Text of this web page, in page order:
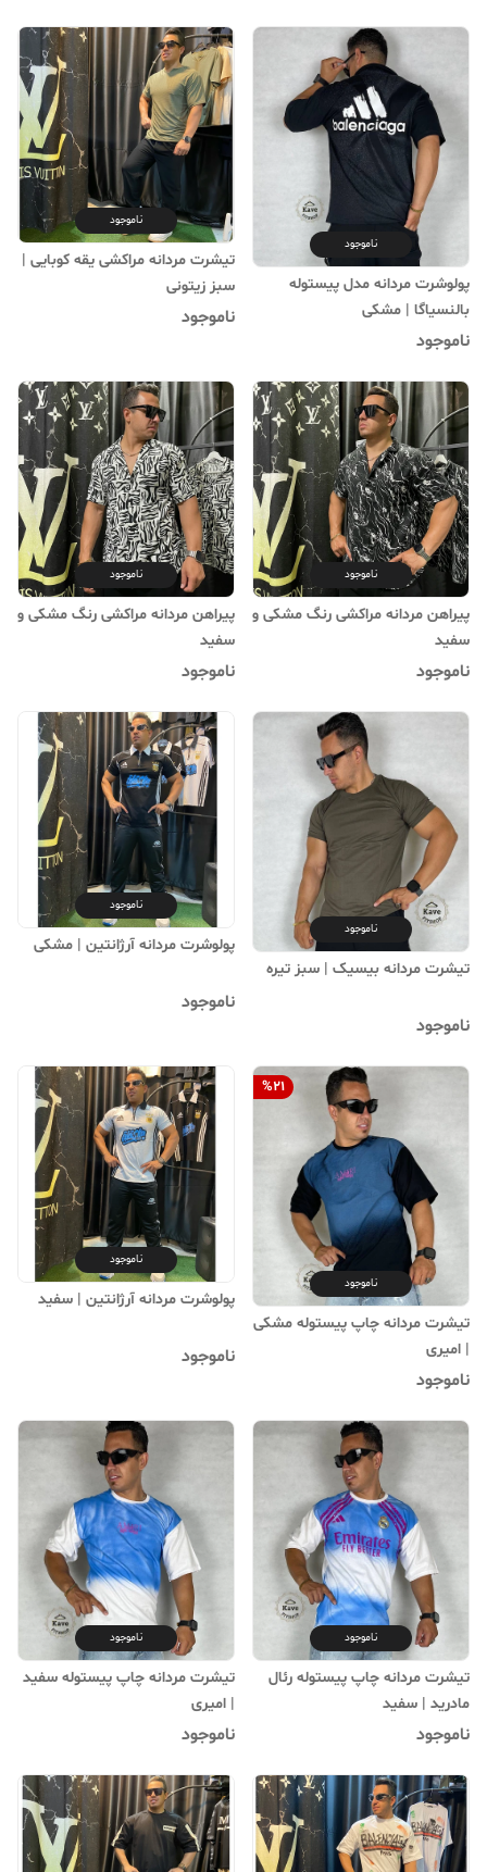
ناموجود
پولوشرت مردانه مدل پیستوله
بالنسیاگا | مشکی
ناموجود
ناموجود
تیشرت مردانه مراکشی یقه کوبایی |
‌سبز زیتونی
ناموجود
ناموجود
پیراهن مردانه مراکشی رنگ مشکی و
سفید
ناموجود
ناموجود
پیراهن مردانه مراکشی رنگ مشکی و
سفید
ناموجود
ناموجود
تیشرت مردانه بیسیک | ‌سبز تیره
ناموجود
ناموجود
پولوشرت مردانه آرژانتین | ‌مشکی
ناموجود
%21
ناموجود
تیشرت مردانه چاپ پیستوله مشکی
| امیری
ناموجود
ناموجود
پولوشرت مردانه آرژانتین | ‌سفید
ناموجود
ناموجود
تیشرت مردانه چاپ پیستوله رئال
مادرید | سفید
ناموجود
ناموجود
تیشرت مردانه چاپ پیستوله سفید
| امیری
ناموجود